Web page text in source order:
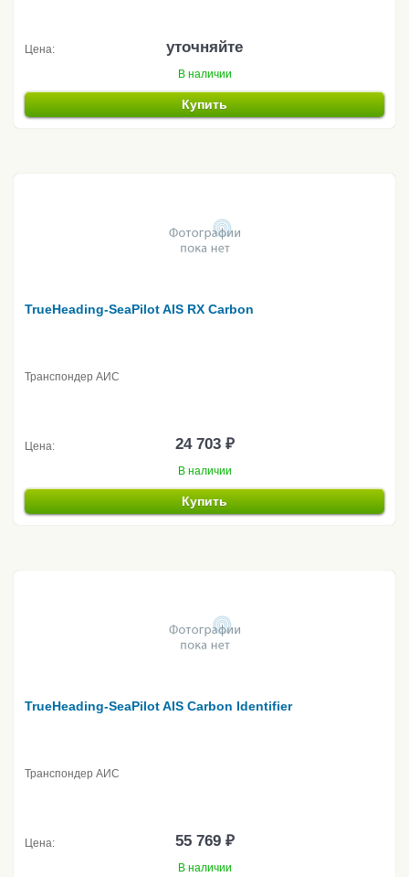
Цена: уточняйте
В наличии
Купить
TrueHeading-SeaPilot AIS RX Carbon
Транспондер АИС
Цена: 24 703 ₽
В наличии
Купить
TrueHeading-SeaPilot AIS Carbon Identifier
Транспондер АИС
Цена: 55 769 ₽
В наличии